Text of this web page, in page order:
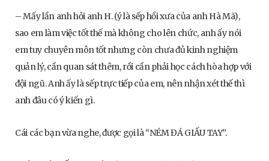
– Mấy lần anh hỏi anh H. (ý là sếp hồi xưa của anh Hà Mã),
sao em làm việc tốt thế mà không cho lên chức, anh ấy nói
em tuy chuyên môn tốt nhưng còn chưa đủ kinh nghiệm
quản lý, cần quan sát thêm, rồi cần phải học cách hòa hợp với
đội ngũ. Anh ấy là sếp trực tiếp của em, nên nhận xét thế thì
anh đâu có ý kiến gì.
Cái các bạn vừa nghe, được gọi là “NÉM ĐÁ GIẤU TAY”.